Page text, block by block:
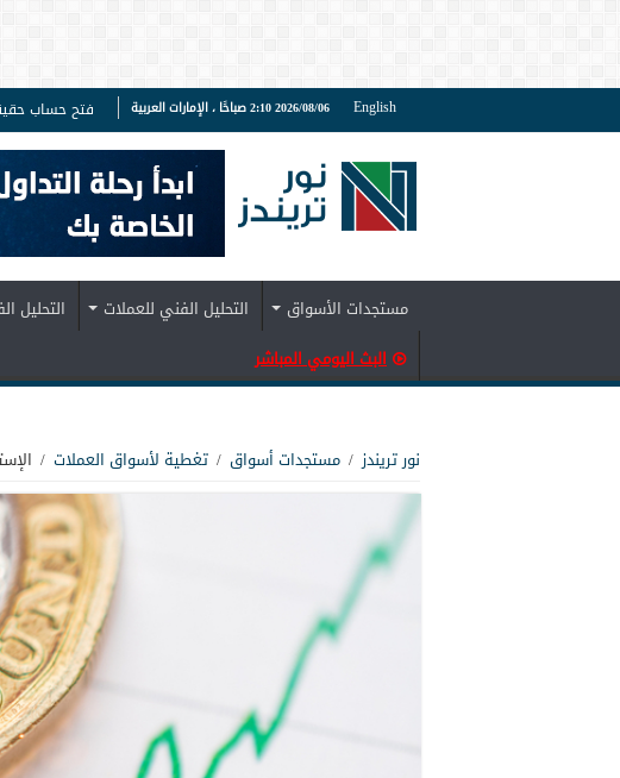
English 2026/08/06 2:10 صباحًا ، الإمارات العربية فتح حساب
مستجدات الأسواق التحليل الفني للعملات التحليل
البث اليومي المباشر
نور تريندز / مستجدات أسواق / تغطية لأسواق العملات /